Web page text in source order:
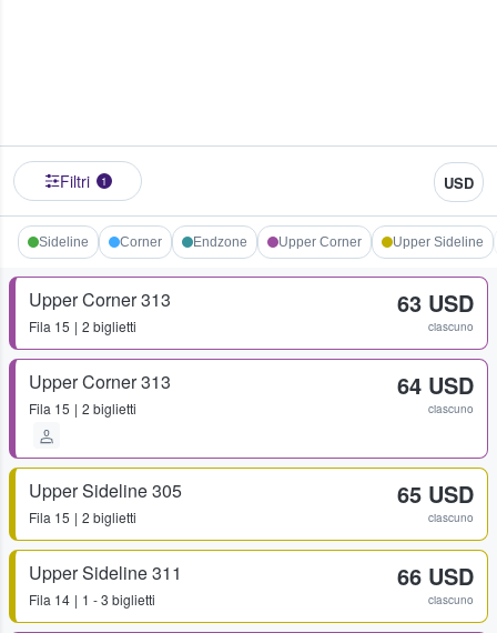
Filtri 1 USD
Sideline Corner Endzone Upper Corner Upper Sideline
Upper Corner 313
Fila 15 2 biglietti
63 USD
ciascuno
Upper Corner 313
Fila 15 2 biglietti
64 USD
ciascuno
Upper Sideline 305
Fila 15 2 biglietti
65 USD
ciascuno
Upper Sideline 311
Fila 14 1 - 3 biglietti
66 USD
ciascuno